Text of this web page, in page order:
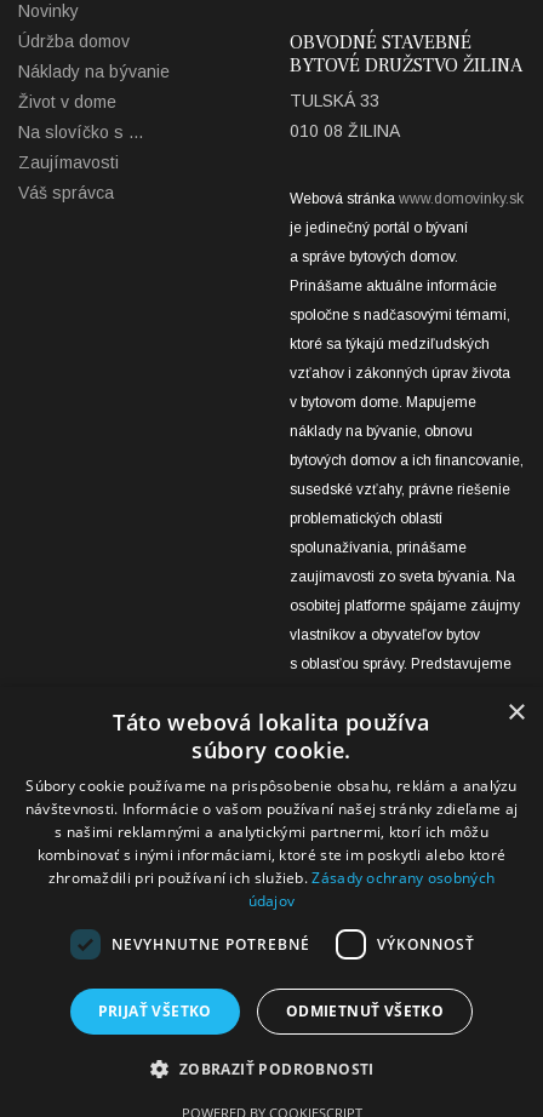
Novinky
Údržba domov
Náklady na bývanie
Život v dome
Na slovíčko s ...
Zaujímavosti
Váš správca
OBVODNÉ STAVEBNÉ
BYTOVÉ DRUŽSTVO ŽILINA
TULSKÁ 33
010 08 ŽILINA
Webová stránka www.domovinky.sk
je jedinečný portál o bývaní
a správe bytových domov.
Prinášame aktuálne informácie
spoločne s nadčasovými témami,
ktoré sa týkajú medziľudských
vzťahov i zákonných úprav života
v bytovom dome. Mapujeme
náklady na bývanie, obnovu
bytových domov a ich financovanie,
susedské vzťahy, právne riešenie
problematických oblastí
spolunažívania, prinášame
zaujímavosti zo sveta bývania. Na
osobitej platforme spájame záujmy
vlastníkov a obyvateľov bytov
s oblasťou správy. Predstavujeme
domov v správe OSBD Žilina aj
výsledky práce zástupcov
vlastníkov a domovníkov, ktoré
môžu byť inšpiráciou pre
ktorýkoľvek bytový dom na
© 2026 Domovinky. Kopírovanie a rozmnožovanie bez
×
Táto webová lokalita používa
súbory cookie.
Súbory cookie používame na prispôsobenie obsahu, reklám a analýzu
návštevnosti. Informácie o vašom používaní našej stránky zdieľame aj
s našimi reklamnými a analytickými partnermi, ktorí ich môžu
kombinovať s inými informáciami, ktoré ste im poskytli alebo ktoré
zhromaždili pri používaní ich služieb.Zásady ochrany osobných
údajov
NEVYHNUTNE POTREBNÉ VÝKONNOSŤ
PRIJAŤ VŠETKO ODMIETNUŤ VŠETKO
ZOBRAZIŤ PODROBNOSTI
POWERED BY COOKIESCRIPT